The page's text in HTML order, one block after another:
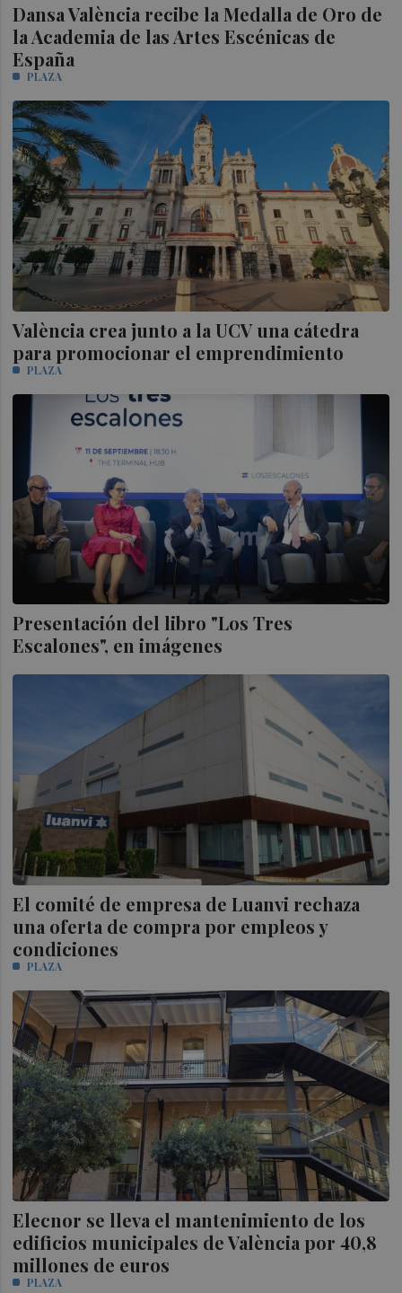
Dansa València recibe la Medalla de Oro de
la Academia de las Artes Escénicas de
España
PLAZA
València crea junto a la UCV una cátedra
para promocionar el emprendimiento
PLAZA
Presentación del libro "Los Tres
Escalones", en imágenes
El comité de empresa de Luanvi rechaza
una oferta de compra por empleos y
condiciones
PLAZA
Elecnor se lleva el mantenimiento de los
edificios municipales de València por 40,8
millones de euros
PLAZA